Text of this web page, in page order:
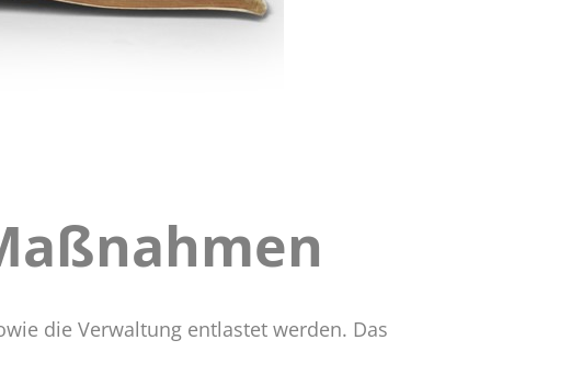
die Verwaltung entlastet werden. Das